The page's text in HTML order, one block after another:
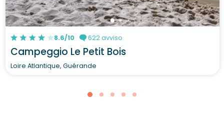
8.6/10 622 avviso
Campeggio Le Petit Bois
Loire Atlantique, Guérande